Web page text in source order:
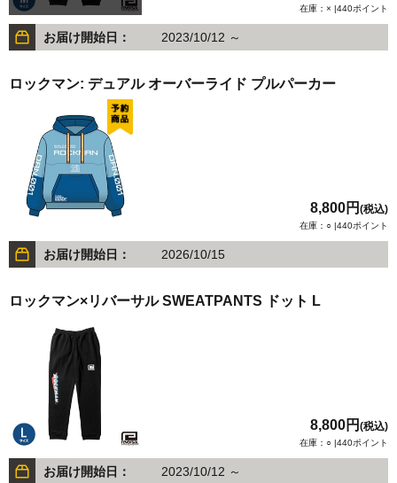
在庫：× |440ポイント
お届け開始日： 2023/10/12 ～
ロックマン: デュアル オーバーライド プルパーカー
8,800円 (税込)
在庫：○ |440ポイント
お届け開始日： 2026/10/15
ロックマン×リバーサル SWEATPANTS ドット L
8,800円 (税込)
在庫：○ |440ポイント
お届け開始日： 2023/10/12 ～